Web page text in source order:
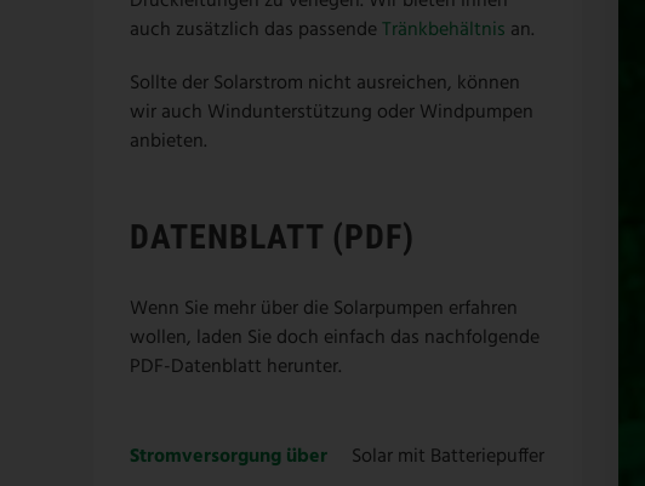
auch zusätzlich das passendeTränkbehältnis an.
Sollte der Solarstrom nicht ausreichen, können
wir auch Windunterstützung oder Windpumpen
anbieten.
DATENBLATT (PDF)
Wenn Sie mehr über die Solarpumpen erfahren
wollen, laden Sie doch einfach das nachfolgende
PDF-Datenblatt herunter.
Stromversorgung über
Solar mit Batteriepuffer